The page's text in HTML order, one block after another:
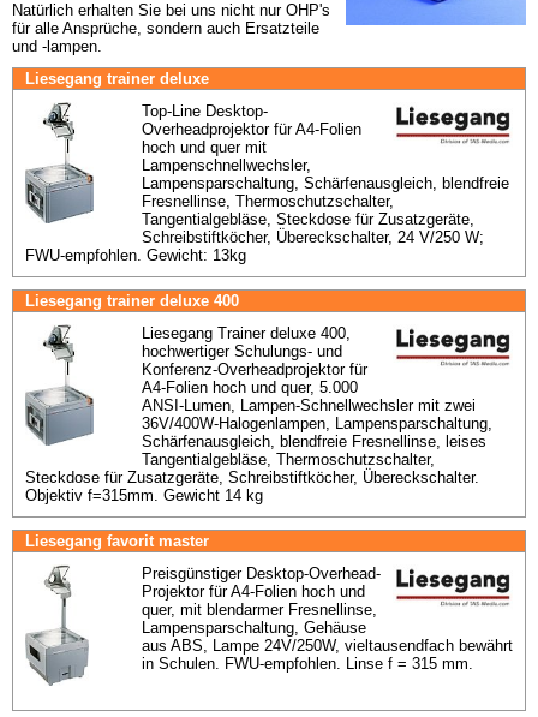
Natürlich erhalten Sie bei uns nicht nur OHP's
für alle Ansprüche, sondern auch Ersatzteile
und -lampen.
Liesegang trainer deluxe
Top-Line Desktop-
Overheadprojektor für A4-Folien
hoch und quer mit
Lampenschnellwechsler,
Lampensparschaltung, Schärfenausgleich, blendfreie
Fresnellinse, Thermoschutzschalter,
Tangentialgebläse, Steckdose für Zusatzgeräte,
Schreibstiftköcher, Übereckschalter, 24 V/250 W;
FWU-empfohlen. Gewicht: 13kg
Liesegang trainer deluxe 400
Liesegang Trainer deluxe 400,
hochwertiger Schulungs- und
Konferenz-Overheadprojektor für
A4-Folien hoch und quer, 5.000
ANSI-Lumen, Lampen-Schnellwechsler mit zwei
36V/400W-Halogenlampen, Lampensparschaltung,
Schärfenausgleich, blendfreie Fresnellinse, leises
Tangentialgebläse, Thermoschutzschalter,
Steckdose für Zusatzgeräte, Schreibstiftköcher, Übereckschalter.
Objektiv f=315mm. Gewicht 14 kg
Liesegang favorit master
Preisgünstiger Desktop-Overhead-
Projektor für A4-Folien hoch und
quer, mit blendarmer Fresnellinse,
Lampensparschaltung, Gehäuse
aus ABS, Lampe 24V/250W, vieltausendfach bewährt
in Schulen. FWU-empfohlen. Linse f = 315 mm.